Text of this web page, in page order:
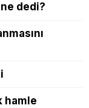
dedi?
hamle